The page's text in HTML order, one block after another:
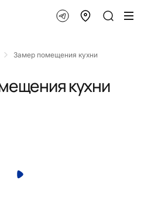
Замер помещения кухни
кухни